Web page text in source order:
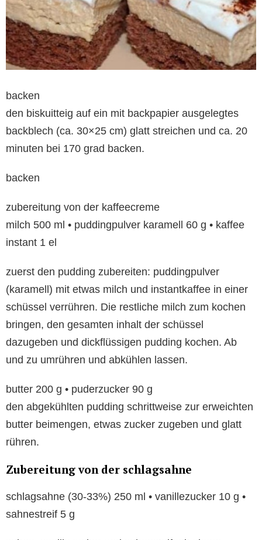
backen
den biskuitteig auf ein mit backpapier ausgelegtes
backblech (ca. 30×25 cm) glatt streichen und ca. 20
minuten bei 170 grad backen.
backen
zubereitung von der kaffeecreme
milch 500 ml • puddingpulver karamell 60 g • kaffee
instant 1 el
zuerst den pudding zubereiten: puddingpulver
(karamell) mit etwas milch und instantkaffee in einer
schüssel verrühren. Die restliche milch zum kochen
bringen, den gesamten inhalt der schüssel
dazugeben und dickflüssigen pudding kochen. Ab
und zu umrühren und abkühlen lassen.
butter 200 g • puderzucker 90 g
den abgekühlten pudding schrittweise zur erweichten
butter beimengen, etwas zucker zugeben und glatt
rühren.
Zubereitung von der schlagsahne
schlagsahne (30-33%) 250 ml • vanillezucker 10 g •
sahnestreif 5 g